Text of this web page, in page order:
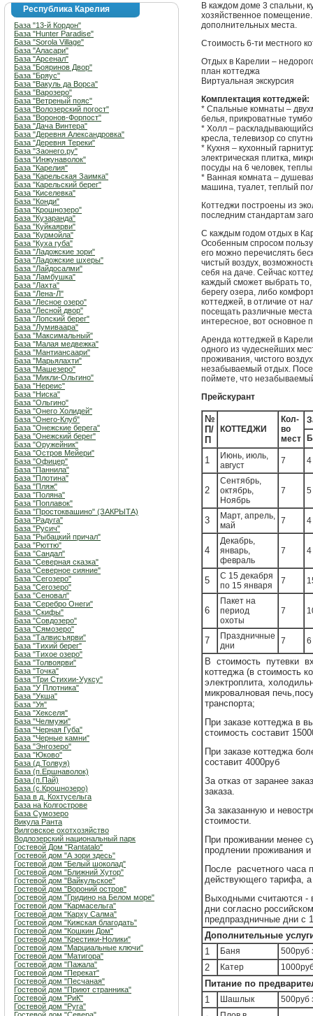
Республика Карелия
База "13-й Кордон"
База "Hunter Paradise"
База "Sorola Village"
База "Аласари"
База "Арсенал"
База "Бояринов Двор"
База "Бряус"
База "Вакуль да Ворса"
База "Варозеро"
База "Ветреный пояс"
База "Волозерский погост"
База "Воронов-Форпост"
База "Дача Винтера"
База "Деревня Александровка"
База "Деревня Тереки"
База "Заонего.ру"
База "Инжунаволок"
База "Карелия"
База "Карельская Заимка"
База "Карельский берег"
База "Киселевка"
База "Конди"
База "Крошнозеро"
База "Кузаранда"
База "Куйкаярви"
База "Курмойла"
База "Куха губа"
База "Ладожские зори"
База "Ладожские шхеры"
База "Лайдосалми"
База "Ламбушка"
База "Лахта"
База "Лена-Л"
База "Лесное озеро"
База "Лесной двор"
База "Лопский берег"
База "Лумиваара"
База "Максимальный"
База "Малая медвежка"
База "Мантиансаари"
База "Марьялахти"
База "Машезеро"
База "Микли-Ольгино"
База "Нереис"
База "Ниска"
База "Ольгино"
База "Онего Холидей"
База "Онего-Клуб"
База "Онежские берега"
База "Онежский берег"
База "Оружейник"
База "Остров Мейери"
База "Офицер"
База "Паннила"
База "Плотина"
База "Пляж"
База "Поляна"
База "Поплавок"
База "Простоквашино" (ЗАКРЫТА)
База "Радуга"
База "Русич"
База "Рыбацкий причал"
База "Рюттю"
База "Сандал"
База "Северная сказка"
База "Северное сияние"
База "Сегозеро"
База "Сегозеро"
База "Сеновал"
База "Серебро Онеги"
База "Скифы"
База "Совдозеро"
База "Сямозеро"
База "Талвисъярви"
База "Тихий берег"
База "Тихое озеро"
База "Толвоярви"
База "Точка"
База "Три Стихии-Ууксу"
База "У Плотника"
База "Укша"
База "Уя"
База "Хекселя"
База "Челмужи"
База "Черная Губа"
База "Черные камни"
База "Энгозеро"
База "Юково"
База (д.Толвуя)
База (п.Ершнаволок)
База (п.Пай)
База (с.Крошнозеро)
База в д. Кохтусельга
База на Колгострове
База Сумозеро
Викула Ранта
Вилговское охотхозяйство
Водлозерский национальный парк
Гостевой Дом "Rantatalo"
Гостевой дом "А зори здесь"
Гостевой дом "Белый шоколад"
Гостевой дом "Ближний Хутор"
Гостевой дом "Вайкульское"
Гостевой дом "Вороний остров"
Гостевой дом "Гридино на Белом море"
Гостевой дом "Кармасельга"
Гостевой дом "Карху Салма"
Гостевой дом "Кижская благодать"
Гостевой дом "Кошкин Дом"
Гостевой дом "Крестики-Нолики"
Гостевой дом "Марциальные ключи"
Гостевой дом "Матигора"
Гостевой дом "Пажала"
Гостевой дом "Перекат"
Гостевой дом "Песчаная"
Гостевой дом "Приют странника"
Гостевой дом "РиК"
Гостевой дом "Руга"
В каждом доме 3 спальни,
хозяйственное
дополнительных места.
Стоимость 6-ти местного
Отдых в Карелии –
план коттеджа
Виртуальная экскурсия
Комплектация коттеджей:
* Спальные комнаты –
белья, прикроватные
* Холл –
кресла, телевизор со
* Кухня – кухонный
электрическая плитка,
посуды на 6 человек,
* Ванная комната –
машина, туалет, теплый
Коттеджи построены из
последним стандартам
С каждым годом отдых в
Особенным спросом
его можно перечислять
чистый воздух,
себя на даче. Сейчас
каждый сможет выбрать
берегу озера, либо
коттеджей, в отличие от
посещать различные
интересное, вот основное
Аренда коттеджей в
одного из чудеснейших
проживания, чистого
незабываемый отдых.
поймете, что
Прейскурант
№
П/
П
КОТТЕДЖИ
Кол-
во
мест
1
Июнь, июль,
август
7 4
2
Сентябрь,
октябрь,
Ноябрь
7 5
3
Март, апрель,
май
7 4
4
Декабрь,
январь,
февраль
7 4
5
С 15 декабря
по 15 января
7
6
Пакет на
период
охоты
7
7
Праздничные
дни
7 6
В стоимость путевки
коттеджа (в стоимость
электроплита,
микровалновая
транспорта;
При заказе коттеджа в
стоимость составит
При заказе коттеджа
составит 4000руб
За отказ от заранее
заказа.
За заказанную и
стоимости.
При проживании менее
продлении проживания
После расчетного часа
действующего тарифа,
Выходными считаются -
дни согласно
предпраздничные дни с
Дополнительные
1
Баня 500руб
2 Катер
Питание по
1
Шашлык 500руб